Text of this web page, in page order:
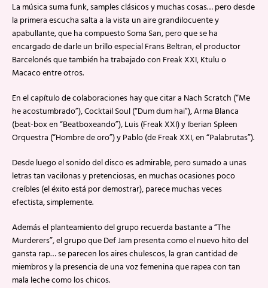
La música suma funk, samples clásicos y muchas cosas… pero desde
la primera escucha salta a la vista un aire grandilocuente y
apabullante, que ha compuesto Soma San, pero que se ha
encargado de darle un brillo especial Frans Beltran, el productor
Barcelonés que también ha trabajado con Freak XXI, Ktulu o
Macaco entre otros.
En el capítulo de colaboraciones hay que citar a Nach Scratch (“Me
he acostumbrado”), Cocktail Soul (“Dum dum hai”), Arma Blanca
(beat-box en “Beatboxeando”), Luis (Freak XXI) y Iberian Spleen
Orquestra (“Hombre de oro”) y Pablo (de Freak XXI, en “Palabrutas”).
Desde luego el sonido del disco es admirable, pero sumado a unas
letras tan vacilonas y pretenciosas, en muchas ocasiones poco
creíbles (el éxito está por demostrar), parece muchas veces
efectista, simplemente.
Además el planteamiento del grupo recuerda bastante a “The
Murderers”, el grupo que Def Jam presenta como el nuevo hito del
gansta rap… se parecen los aires chulescos, la gran cantidad de
miembros y la presencia de una voz femenina que rapea con tan
mala leche como los chicos.